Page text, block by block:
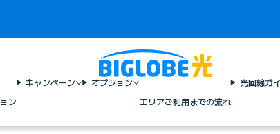
ン
キャンペーン
オプション
エリアご利用までの流れ
光回線ガ